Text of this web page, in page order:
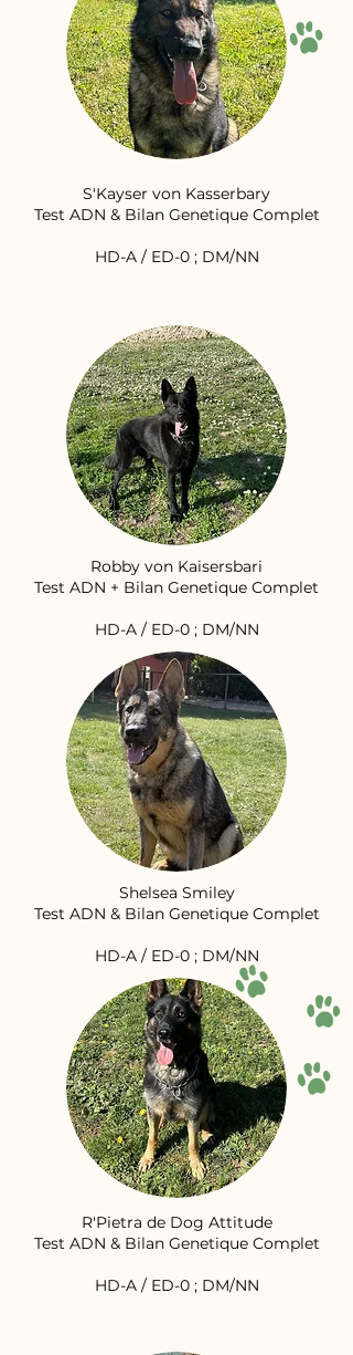
S'Kayser von Kasserbary
Test ADN & Bilan Genetique Complet
HD-A / ED-0 ; DM/NN
Robby von Kaisersbari
Test ADN + Bilan Genetique Complet
HD-A / ED-0 ; DM/NN
Shelsea Smiley
Test ADN & Bilan Genetique Complet
HD-A / ED-0 ; DM/NN
R'Pietra de Dog Attitude
Test ADN & Bilan Genetique Complet
HD-A / ED-0 ; DM/NN